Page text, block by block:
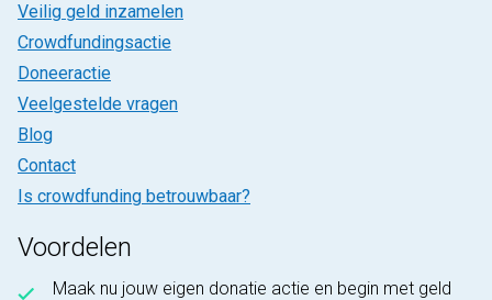
Veilig geld inzamelen
Crowdfundingsactie
Doneeractie
Veelgestelde vragen
Blog
Contact
Is crowdfunding betrouwbaar?
Voordelen
Maak nu jouw eigen donatie actie en begin met geld